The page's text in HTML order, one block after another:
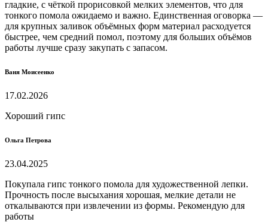
гладкие, с чёткой прорисовкой мелких элементов, что для
тонкого помола ожидаемо и важно. Единственная оговорка —
для крупных заливок объёмных форм материал расходуется
быстрее, чем средний помол, поэтому для больших объёмов
работы лучше сразу закупать с запасом.
Ваня Моисеенко
17.02.2026
Хороший гипс
Ольга Петрова
23.04.2025
Покупала гипс тонкого помола для художественной лепки.
Прочность после высыхания хорошая, мелкие детали не
откалываются при извлечении из формы. Рекомендую для
работы